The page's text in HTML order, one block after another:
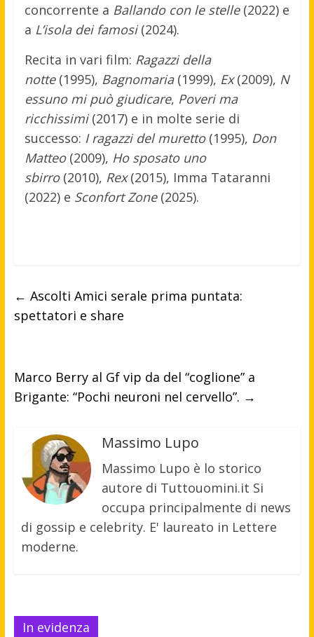
concorrente a Ballando con le stelle(2022) e
a L’isola dei famosi(2024).
Recita in vari film: Ragazzi della
notte(1995), Bagnomaria(1999), Ex(2009), N
essuno mi può giudicare, Poveri ma
ricchissimi(2017) e in molte serie di
successo: I ragazzi del muretto(1995), Don
Matteo(2009), Ho sposato uno
sbirro(2010), Rex(2015), Imma Tataranni
(2022) e Sconfort Zone(2025).
← Ascolti Amici serale prima puntata:
spettatori e share
Marco Berry al Gf vip da del “coglione” a
Brigante: “Pochi neuroni nel cervello”. →
Massimo Lupo
Massimo Lupo è lo storico
autore di Tuttouomini.it Si
occupa principalmente di news
di gossip e celebrity. E' laureato in Lettere
moderne.
In evidenza